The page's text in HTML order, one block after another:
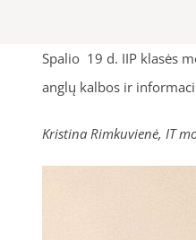
Spalio 19 d. IIP klasės
anglų kalbos ir
Kristina Rimkuvienė, IT